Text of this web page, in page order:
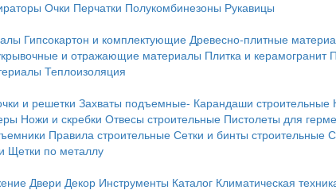
Очки Перчатки Полукомбинезоны Рукавицы
Гипсокартон и комплектующие Древесно-плитные
и отражающие материалы Плитка и керамогранит
Теплоизоляция
и решетки Захваты подъемные- Карандаши строительные
Ножи и скребки Отвесы строительные Пистолеты для
Правила строительные Сетки и бинты строительные
Щетки по металлу
Двери Декор Инструменты Каталог Климатическая